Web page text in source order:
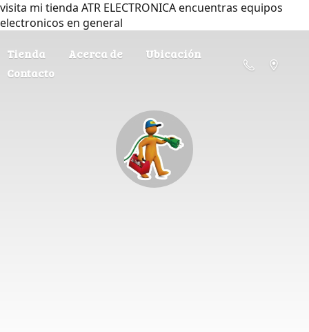
visita mi tienda ATR ELECTRONICA encuentras equipos
electronicos en general
Tienda Acerca de
Ubicación
Contacto